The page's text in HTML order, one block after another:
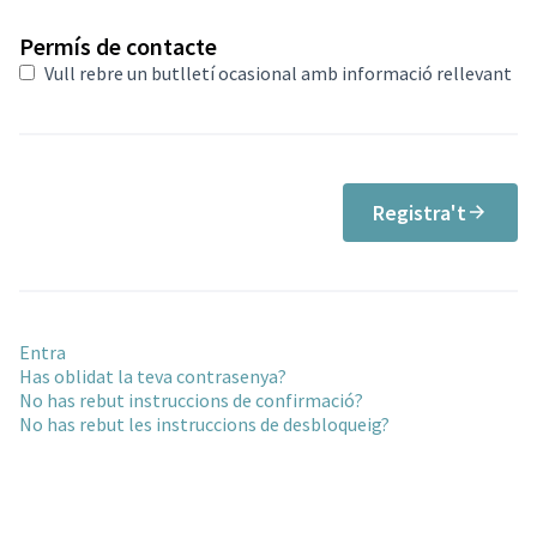
Permís de contacte
Vull rebre un butlletí ocasional amb informació rellevant
Registra't
Entra
Has oblidat la teva contrasenya?
No has rebut instruccions de confirmació?
No has rebut les instruccions de desbloqueig?